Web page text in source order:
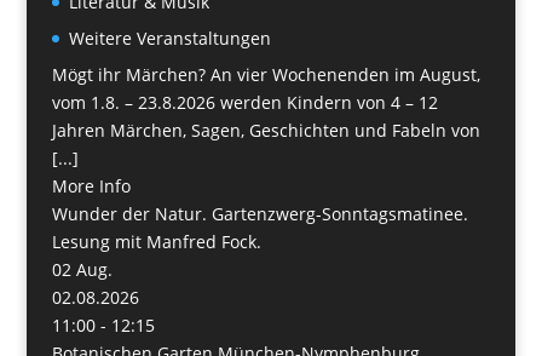
Weitere Veranstaltungen
Mögt ihr Märchen? An vier Wochenenden im August,
vom 1.8. – 23.8.2026 werden Kindern von 4 – 12
Jahren Märchen, Sagen, Geschichten und Fabeln von
[...]
More Info
Wunder der Natur. Gartenzwerg-Sonntagsmatinee.
Lesung mit Manfred Fock.
02 Aug.
02.08.2026
11:00 - 12:15